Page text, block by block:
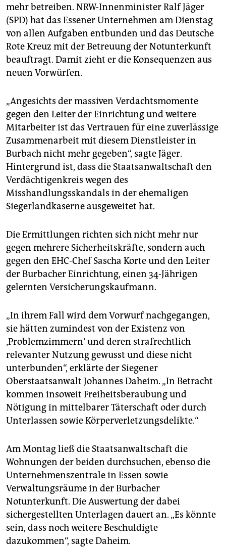
genossenschaft
epaper login
mehr betreiben. NRW-Innenminister Ralf Jäger
(SPD) hat das Essener Unternehmen am Dienstag
von allen Aufgaben entbunden und das Deutsche
Rote Kreuz mit der Betreuung der Notunterkunft
beauftragt. Damit zieht er die Konsequenzen aus
neuen Vorwürfen.
„Angesichts der massiven Verdachtsmomente
gegen den Leiter der Einrichtung und weitere
Mitarbeiter ist das Vertrauen für eine zuverlässige
Zusammenarbeit mit diesem Dienstleister in
Burbach nicht mehr gegeben“, sagte Jäger.
Hintergrund ist, dass die Staatsanwaltschaft den
Verdächtigenkreis wegen des
Misshandlungsskandals in der ehemaligen
Siegerlandkaserne ausgeweitet hat.
Die Ermittlungen richten sich nicht mehr nur
gegen mehrere Sicherheitskräfte, sondern auch
gegen den EHC-Chef Sascha Korte und den Leiter
der Burbacher Einrichtung, einen 34-Jährigen
gelernten Versicherungskaufmann.
„In ihrem Fall wird dem Vorwurf nachgegangen,
sie hätten zumindest von der Existenz von
‚Problemzimmern‘ und deren strafrechtlich
relevanter Nutzung gewusst und diese nicht
unterbunden“, erklärte der Siegener
Oberstaatsanwalt Johannes Daheim. „In Betracht
kommen insoweit Freiheitsberaubung und
Nötigung in mittelbarer Täterschaft oder durch
Unterlassen sowie Körperverletzungsdelikte.“
Am Montag ließ die Staatsanwaltschaft die
Wohnungen der beiden durchsuchen, ebenso die
Unternehmenszentrale in Essen sowie
Verwaltungsräume in der Burbacher
Notunterkunft. Die Auswertung der dabei
sichergestellten Unterlagen dauert an. „Es könnte
sein, dass noch weitere Beschuldigte
dazukommen“, sagte Daheim.